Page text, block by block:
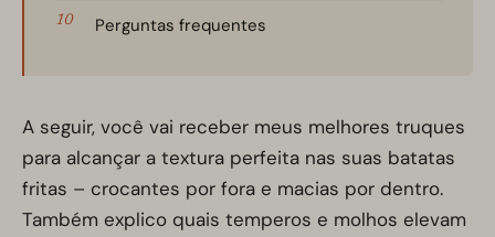
Perguntas frequentes
A seguir, você vai receber meus melhores truques
para alcançar a textura perfeita nas suas batatas
fritas – crocantes por fora e macias por dentro.
Também explico quais temperos e molhos elevam